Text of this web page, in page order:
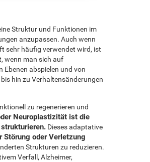
Struktur und Funktionen im
anzupassen. Auch wenn
sehr häufig verwendet wird, ist
wenn man sich auf
Ebenen abspielen und von
hin zu Verhaltensänderungen
zu regenerieren und
Neuroplastizität ist die
Dieses adaptative
Störung oder Verletzung
Strukturen zu reduzieren.
Verfall, Alzheimer,